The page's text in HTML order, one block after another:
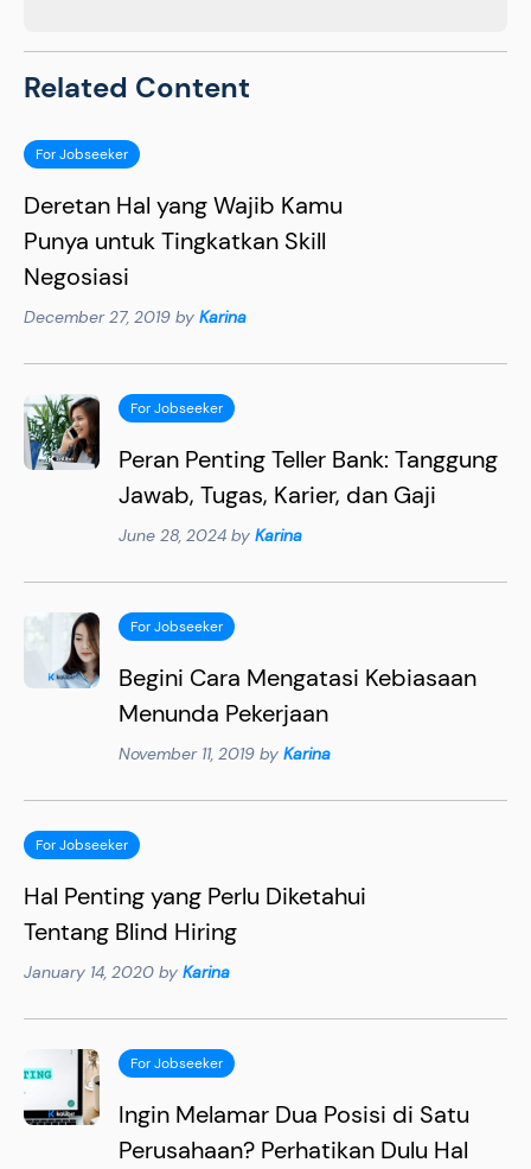
Related Content
For Jobseeker
Deretan Hal yang Wajib Kamu
Punya untuk Tingkatkan Skill
Negosiasi
December 27, 2019 by Karina
For Jobseeker
Peran Penting Teller Bank: Tanggung
Jawab, Tugas, Karier, dan Gaji
June 28, 2024 by Karina
For Jobseeker
Begini Cara Mengatasi Kebiasaan
Menunda Pekerjaan
November 11, 2019 by Karina
For Jobseeker
Hal Penting yang Perlu Diketahui
Tentang Blind Hiring
January 14, 2020 by Karina
For Jobseeker
Ingin Melamar Dua Posisi di Satu
Perusahaan? Perhatikan Dulu Hal